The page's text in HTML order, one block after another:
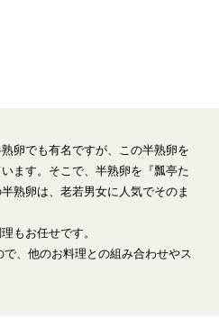
卵でも有名ですが、この半熟卵を
ます。そこで、半熟卵を『瓢亭た
熟卵は、老若男女に人気でそのま
もお任せです。
、他のお料理との組み合わせやス